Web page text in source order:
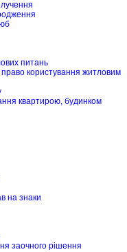
питань
користування житловим
квартирою, будинком
на знаки
заочного рішення